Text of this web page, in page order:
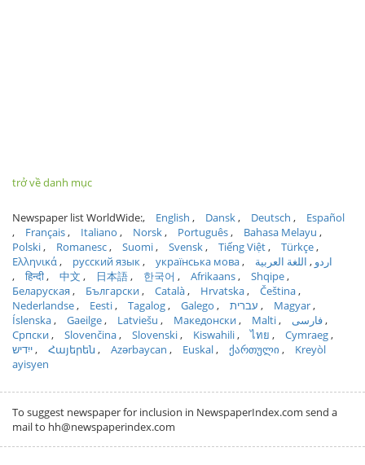
trở về danh mục
Newspaper list WorldWide: English Dansk Deutsch
Español
Français
Italiano Norsk Português
Bahasa Melayu
Polski
Romanesc Suomi Svensk Tiếng Việt
Türkçe
Ελληνικά
русский язык українська мова اردو
اللغة العربية
हिन्दी
中文 日本語 한국어 Afrikaans
Shqipe
Беларуская
Български Català Hrvatska
Čeština
Nederlandse
Eesti Tagalog Galego עברית
Magyar
Íslenska
Gaeilge Latviešu Македонски Malti
فارسی
Српски
Slovenčina Slovenski Kiswahili ไทย
Cymraeg
ייִדיש
Հայերեն Azərbaycan Euskal ქართული
Kreyòl
ayisyen
To suggest newspaper for inclusion in NewspaperIndex.com send a
mail to hh@newspaperindex.com